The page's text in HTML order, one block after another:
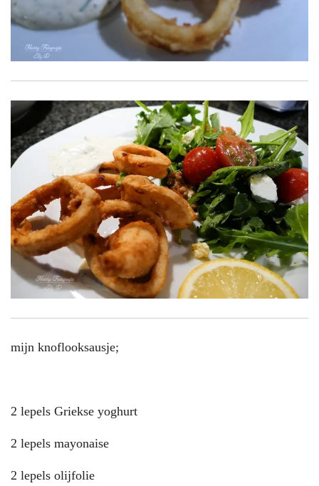
mijn knoflooksausje;
2 lepels Griekse yoghurt
2 lepels mayonaise
2 lepels olijfolie